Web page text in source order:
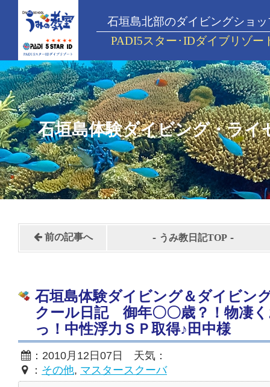
石垣島北部のダイビングショッ
PADI5スター･IDダイブリゾー
石垣島体験ダイビング・ライ
前の記事へ - うみ教日記TOP -
石垣島体験ダイビング＆ダイビン
クール日記 御年〇〇歳？！物凄
っ！中性浮力ＳＰ取得♪田中様
：2010月12日07日 天気：
： その他, マスタースクーバ